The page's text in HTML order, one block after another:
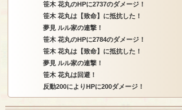
笹木 花丸のHPに2737のダメージ！
笹木 花丸は【致命】に抵抗した！
夢見 ルル家の連撃！
笹木 花丸のHPに2784のダメージ！
笹木 花丸は【致命】に抵抗した！
夢見 ルル家の連撃！
笹木 花丸は回避！
反動200によりHPに200ダメージ！